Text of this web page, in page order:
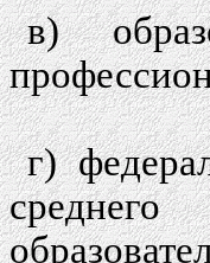
в)
г)
среднего